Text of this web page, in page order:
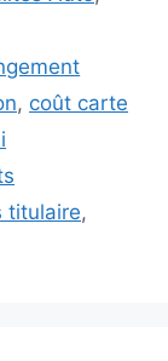
, coût carte
titulaire,